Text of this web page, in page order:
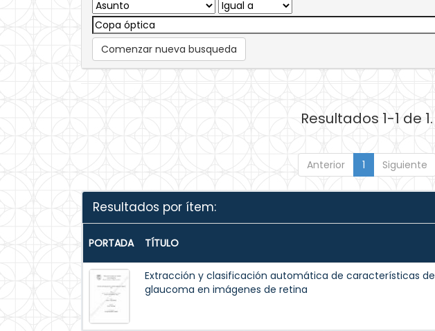
Comenzar nueva busqueda
Resultados 1-1 de 1.
Anterior 1 Siguiente
Resultados por ítem:
PORTADA TÍTULO
Extracción y clasificación automática de características de
glaucoma en imágenes de retina